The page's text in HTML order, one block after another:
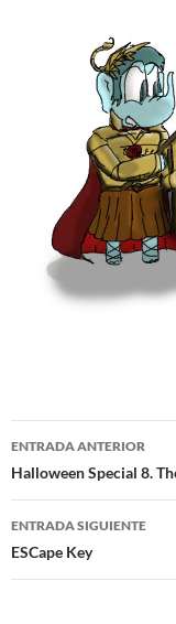
Navegación
de
entradas
ENTRADA ANTERIOR
Halloween Special 8.
ENTRADA SIGUIENTE
ESCape Key